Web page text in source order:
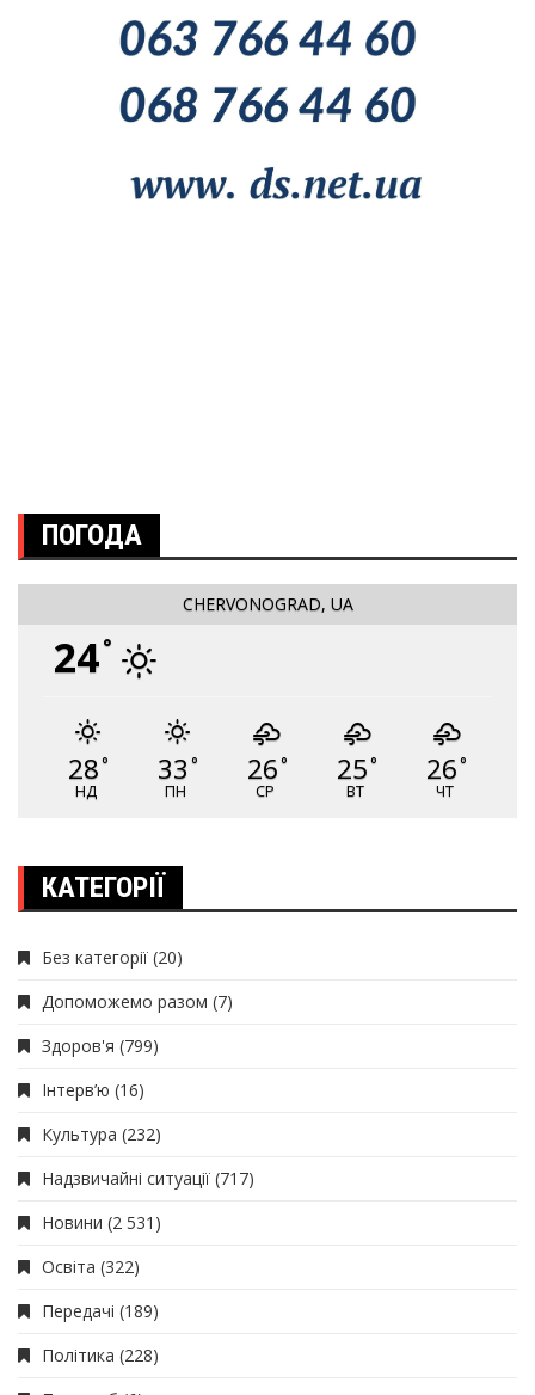
ПОГОДА
CHERVONOGRAD, UA
24°
28°
НД
33 °
ПН
26°
СР
25°
ВТ
26°
ЧТ
КАТЕГОРІЇ
Без категорії (20)
Допоможемо разом (7)
Здоров'я (799)
Інтерв’ю (16)
Культура (232)
Надзвичайні ситуації (717)
Новини (2 531)
Освіта (322)
Передачі (189)
Політика (228)